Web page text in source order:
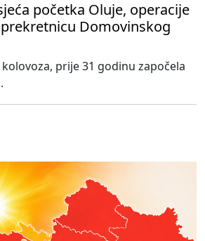
početka Oluje, operacije
Domovinskog
prije 31 godinu započela